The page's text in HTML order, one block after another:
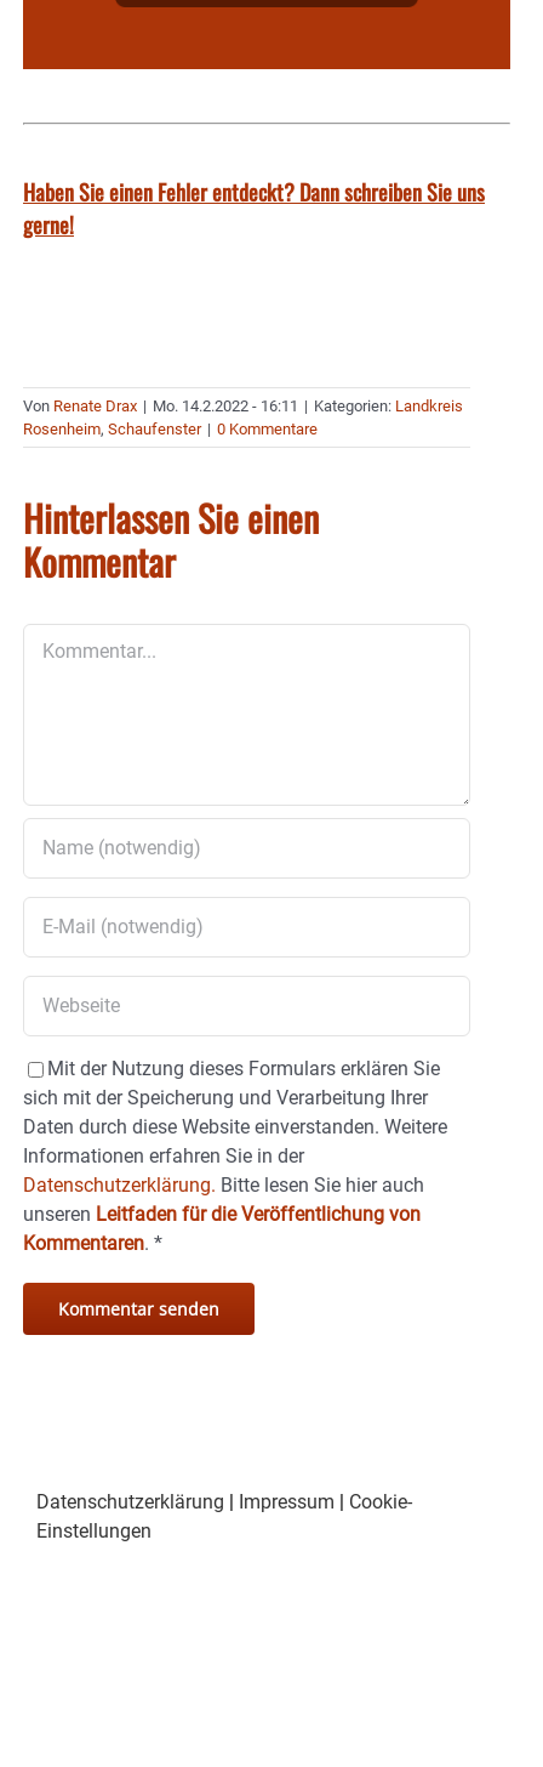
Haben Sie einen Fehler entdeckt? Dann schreiben Sie uns
gerne!
Von Renate Drax | Mo. 14.2.2022 - 16:11 | Kategorien: Landkreis
Rosenheim, Schaufenster | 0 Kommentare
Hinterlassen Sie einen
Kommentar
Mit der Nutzung dieses Formulars erklären Sie
sich mit der Speicherung und Verarbeitung Ihrer
Daten durch diese Website einverstanden. Weitere
Informationen erfahren Sie in der
Datenschutzerklärung. Bitte lesen Sie hier auch
unseren Leitfaden für die Veröffentlichung von
Kommentaren. *
Datenschutzerklärung | Impressum | Cookie-
Einstellungen